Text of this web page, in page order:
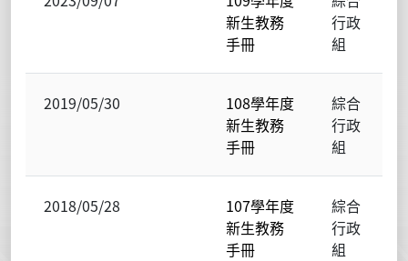
新生教務
手冊
行政
組
2019/05/30
108學年度
新生教務
手冊
綜合
行政
組
2018/05/28
107學年度
新生教務
手冊
綜合
行政
組